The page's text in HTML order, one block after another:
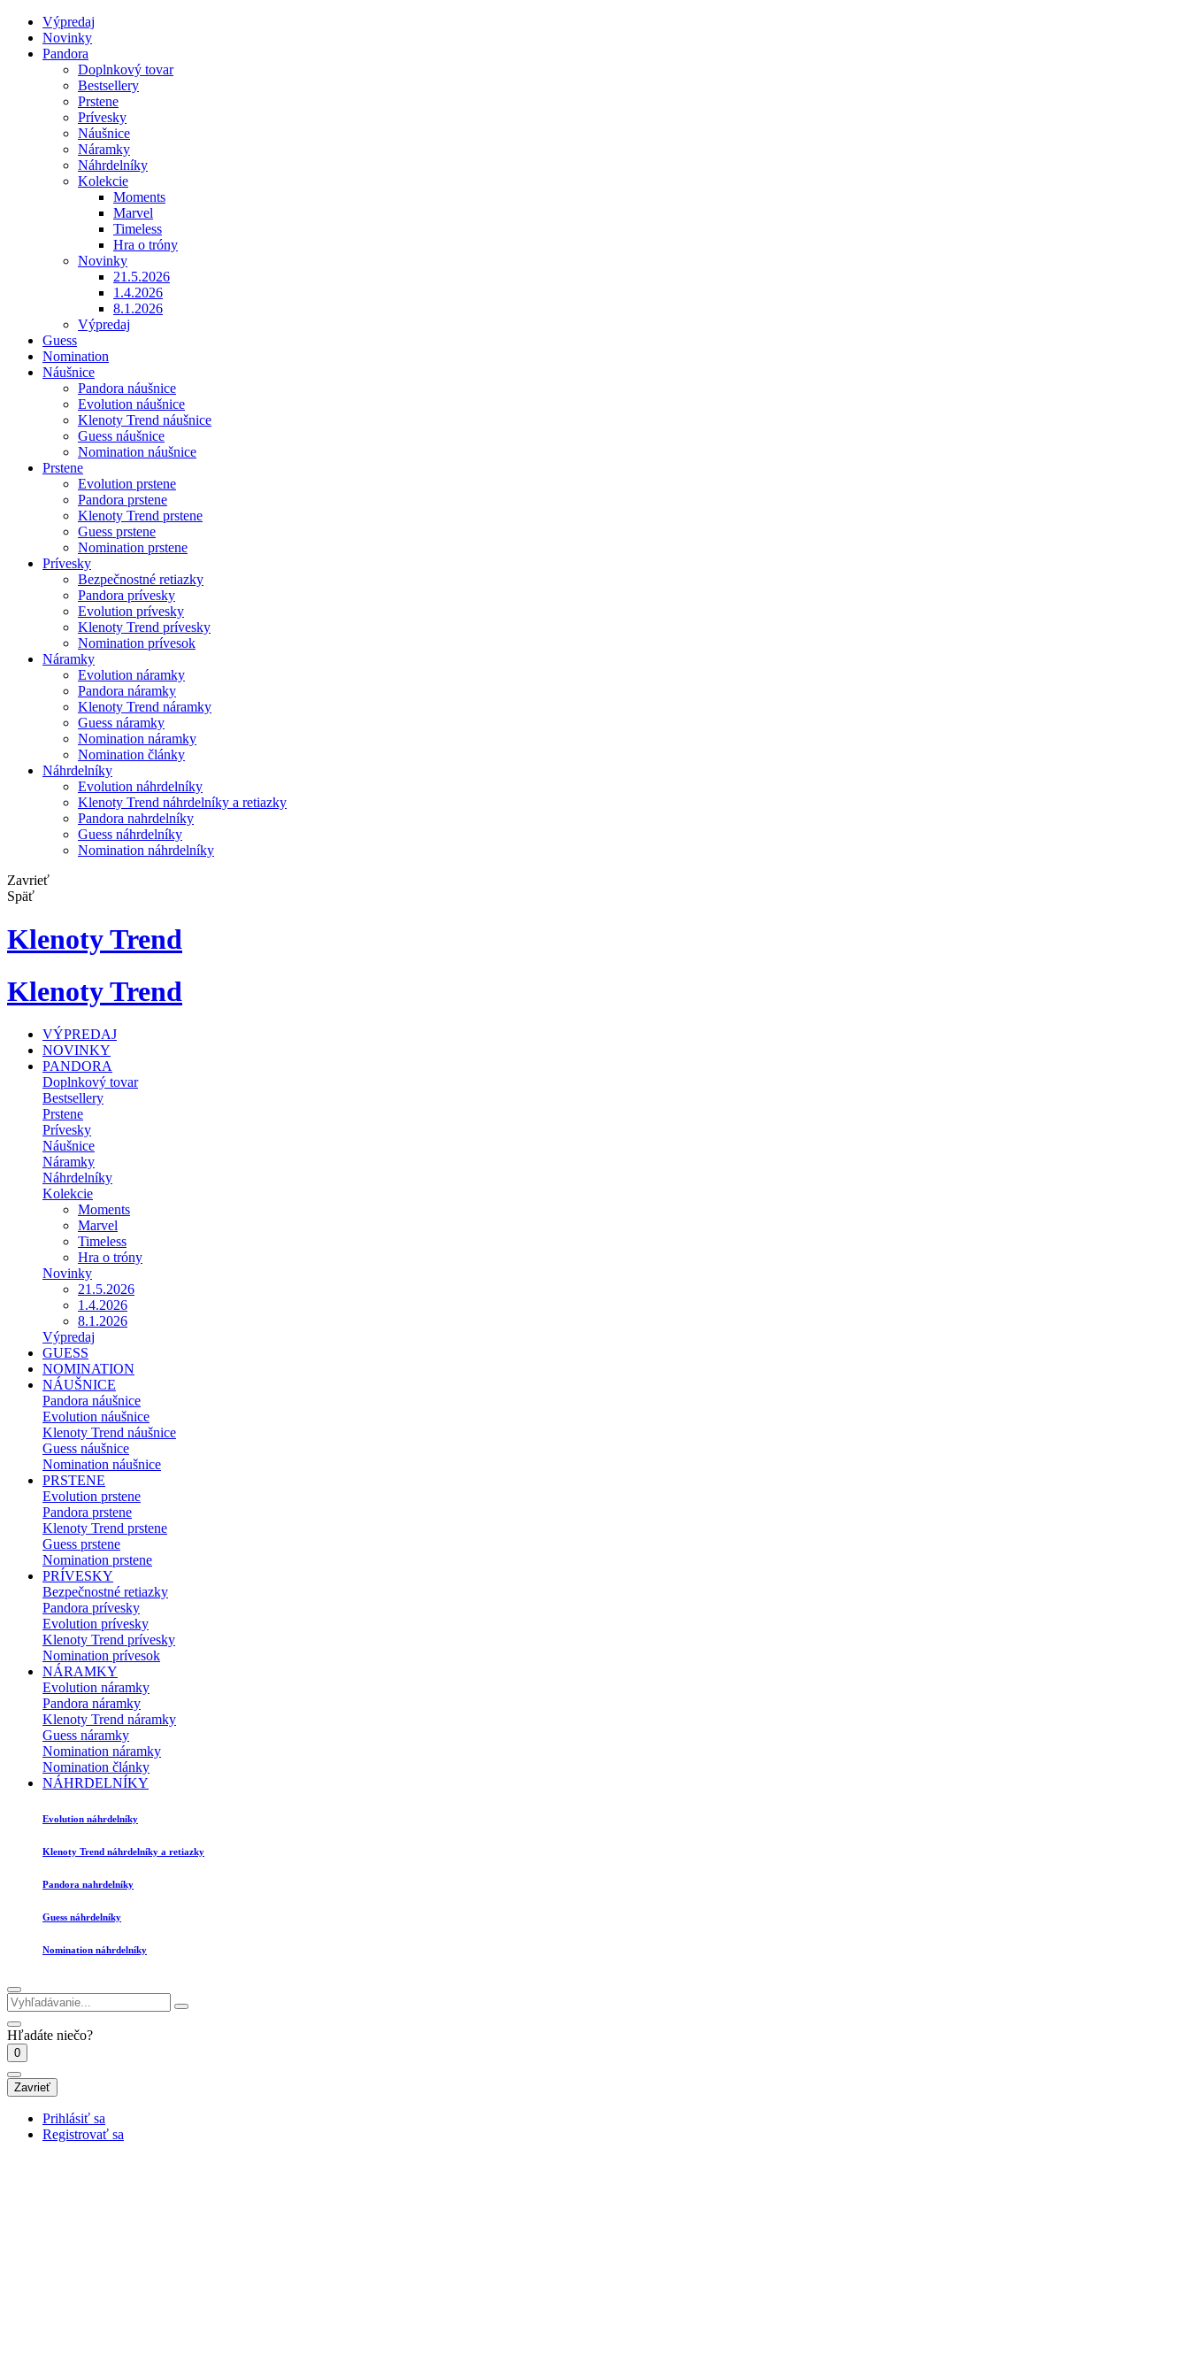
Výpredaj
Novinky
Pandora
Doplnkový tovar
Bestsellery
Prstene
Prívesky
Náušnice
Náramky
Náhrdelníky
Kolekcie
Moments
Marvel
Timeless
Hra o tróny
Novinky
21.5.2026
1.4.2026
8.1.2026
Výpredaj
Guess
Nomination
Náušnice
Pandora náušnice
Evolution náušnice
Klenoty Trend náušnice
Guess náušnice
Nomination náušnice
Prstene
Evolution prstene
Pandora prstene
Klenoty Trend prstene
Guess prstene
Nomination prstene
Prívesky
Bezpečnostné retiazky
Pandora prívesky
Evolution prívesky
Klenoty Trend prívesky
Nomination prívesok
Náramky
Evolution náramky
Pandora náramky
Klenoty Trend náramky
Guess náramky
Nomination náramky
Nomination články
Náhrdelníky
Evolution náhrdelníky
Klenoty Trend náhrdelníky a retiazky
Pandora nahrdelníky
Guess náhrdelníky
Nomination náhrdelníky
Zavrieť
Späť
Klenoty Trend
Klenoty Trend
VÝPREDAJ
NOVINKY
PANDORA
Doplnkový tovar
Bestsellery
Prstene
Prívesky
Náušnice
Náramky
Náhrdelníky
Kolekcie
Moments
Marvel
Timeless
Hra o tróny
Novinky
21.5.2026
1.4.2026
8.1.2026
Výpredaj
GUESS
NOMINATION
NÁUŠNICE
Pandora náušnice
Evolution náušnice
Klenoty Trend náušnice
Guess náušnice
Nomination náušnice
PRSTENE
Evolution prstene
Pandora prstene
Klenoty Trend prstene
Guess prstene
Nomination prstene
PRÍVESKY
Bezpečnostné retiazky
Pandora prívesky
Evolution prívesky
Klenoty Trend prívesky
Nomination prívesok
NÁRAMKY
Evolution náramky
Pandora náramky
Klenoty Trend náramky
Guess náramky
Nomination náramky
Nomination články
NÁHRDELNÍKY
Evolution náhrdelníky
Klenoty Trend náhrdelníky a retiazky
Pandora nahrdelníky
Guess náhrdelníky
Nomination náhrdelníky
Hľadáte niečo?
0
Zavrieť
Prihlásiť sa
Registrovať sa